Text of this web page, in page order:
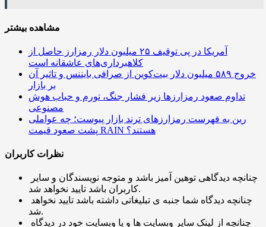
مشاهده بیشتر
آمریکا در پی توقیف ۲۵ میلیون دلار رمزارز حاصل از
کلاهبرداری‌های عاشقانه است
خروج ۵۸۹ میلیون دلار بیت‌کوین از صرافی بایننس و تاثیر آن
بر بازار
تداوم صعود رمزارزها زیر فشار جنگ، تورم و حباب هوش
مصنوعی
رین به فهرست رمزارزهای ترند بازار پیوست؛ چه عواملی
پشت صعود قیمت RAIN هستند؟
نظرات کاربران
کاربران باشد تایید نخواهد شد.
شد.